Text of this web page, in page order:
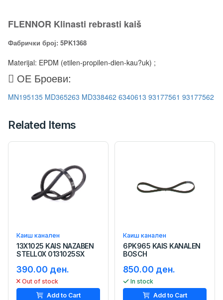
FLENNOR Klinasti rebrasti kaiš
Фабрички број: 5PK1368
Materijal: EPDM (etilen-propilen-dien-kau?uk) ;
ОЕ Броеви:
MN195135 MD365263 MD338462 6340613 93177561 93177562
Related Items
Каиш канален
13X1025 KAIS NAZABEN
STELLOX 0131025SX
390.00 ден.
Out of stock
Add to Cart
Каиш канален
6PK965 KAIS KANALEN
BOSCH
850.00 ден.
In stock
Add to Cart